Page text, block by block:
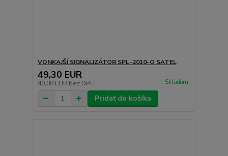
VONKAJŠÍ SIGNALIZÁTOR SPL-2010-O SATEL
49,30 EUR
40,08 EUR bez DPH Skladom
Pridať do košíka